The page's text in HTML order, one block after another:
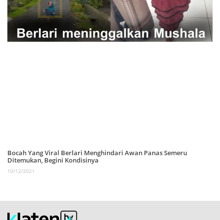
Bocah Yang Viral Berlari Menghindari Awan Panas Semeru
Ditemukan, Begini Kondisinya
10/12/2021